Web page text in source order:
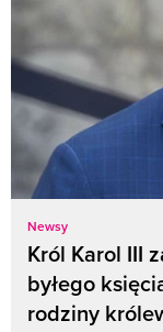
Newsy
Król Karol III
byłego
rodziny